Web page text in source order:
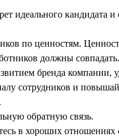
идеального кандидата
по ценностям.
должны совпадать.
бренда компании,
сотрудников и
обратную связь.
в хороших отношениях